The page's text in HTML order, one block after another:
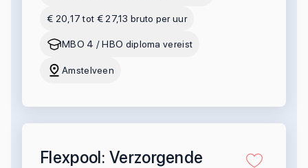
€ 20,17 tot € 27,13 bruto per uur
MBO 4 / HBO diploma vereist
Amstelveen
Flexpool: Verzorgende